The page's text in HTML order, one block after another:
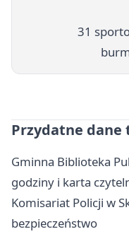
31
Przydatne dane
Gminna Biblioteka
godziny i karta
Komisariat Policji w
bezpieczeństwo